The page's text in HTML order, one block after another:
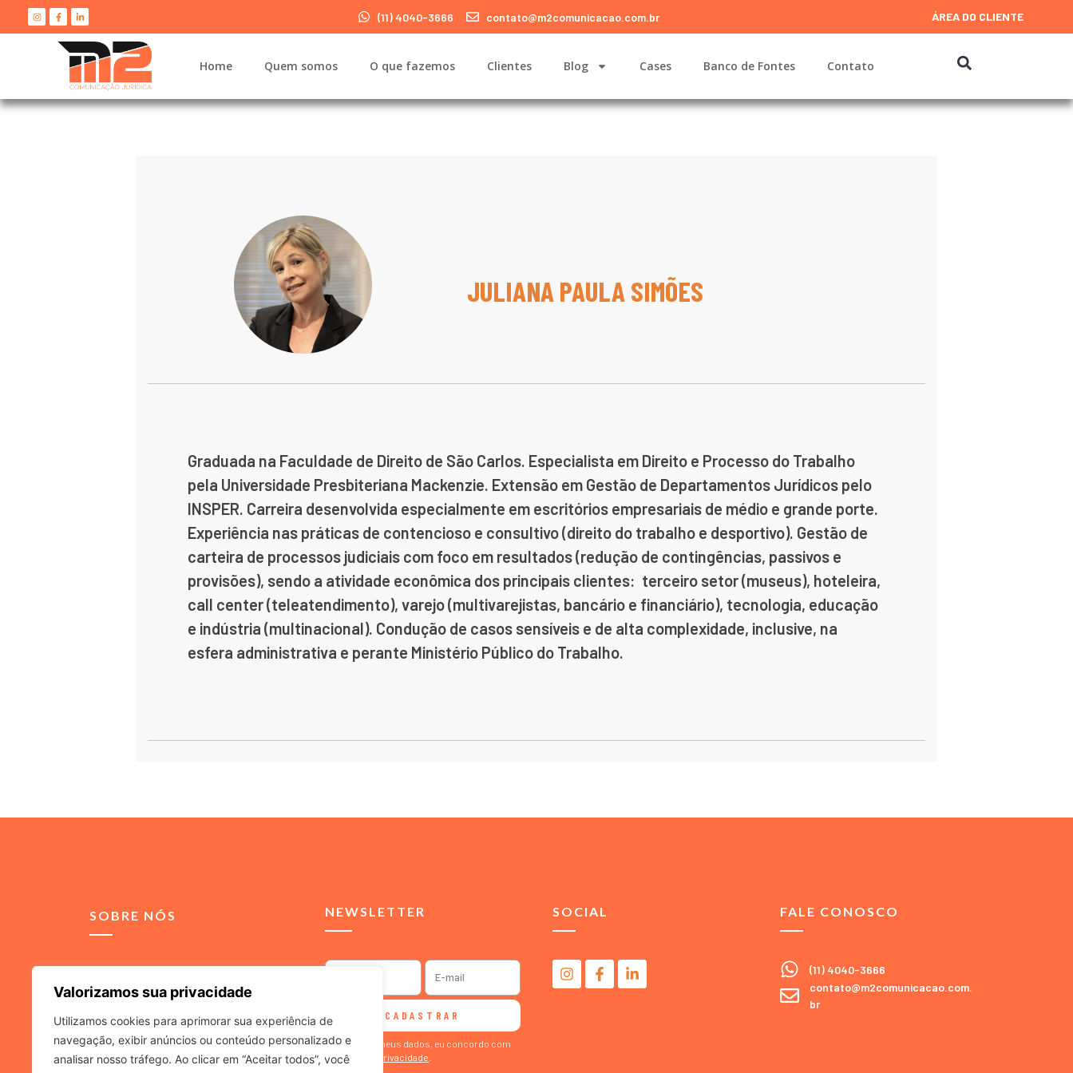
Valorizamos sua privacidade
Utilizamos cookies para aprimorar sua experiência de
navegação, exibir anúncios ou conteúdo personalizado e
analisar nosso tráfego. Ao clicar em “Aceitar todos”, você
(11) 4040-3666 contato@m2comunicacao.com.br ÁREA DO CLIENTE
Home Quem somos O que fazemos Clientes Blog Cases Banco de Fontes Contato
JULIANA PAULA SIMÕES
Graduada na Faculdade de Direito de São Carlos. Especialista em Direito e Processo do Trabalho
pela Universidade Presbiteriana Mackenzie. Extensão em Gestão de Departamentos Jurídicos pelo
INSPER. Carreira desenvolvida especialmente em escritórios empresariais de médio e grande porte.
Experiência nas práticas de contencioso e consultivo (direito do trabalho e desportivo). Gestão de
carteira de processos judiciais com foco em resultados (redução de contingências, passivos e
provisões), sendo a atividade econômica dos principais clientes: terceiro setor (museus), hoteleira,
call center (teleatendimento), varejo (multivarejistas, bancário e financiário), tecnologia, educação
e indústria (multinacional). Condução de casos sensíveis e de alta complexidade, inclusive, na
esfera administrativa e perante Ministério Público do Trabalho.
SOBRE NÓS
comunicação integrada,
relacionamento para
advogados e escritórios de
advocacia.
NEWSLETTER
CADASTRAR
Ao informar meus dados, eu concordo com
aPolítica de Privacidade
SOCIAL FALE CONOSCO
(11) 4040-3666
contato@m2comunicacao.com.
br